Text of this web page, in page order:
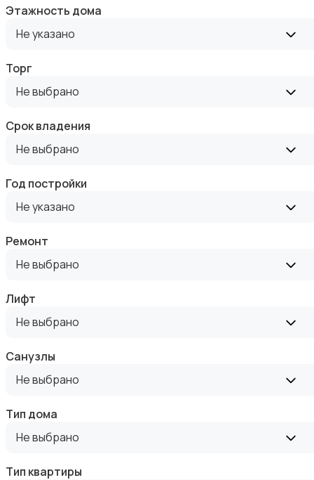
Аренда квартиры длительно
Аренда комнаты длительно
Аренда квартиры посуточно
Этажность дома
Не указано
Торг
Не выбрано
Срок владения
Не выбрано
Год постройки
Не указано
Ремонт
Не выбрано
Лифт
Не выбрано
Санузлы
Не выбрано
Тип дома
Не выбрано
Тип квартиры